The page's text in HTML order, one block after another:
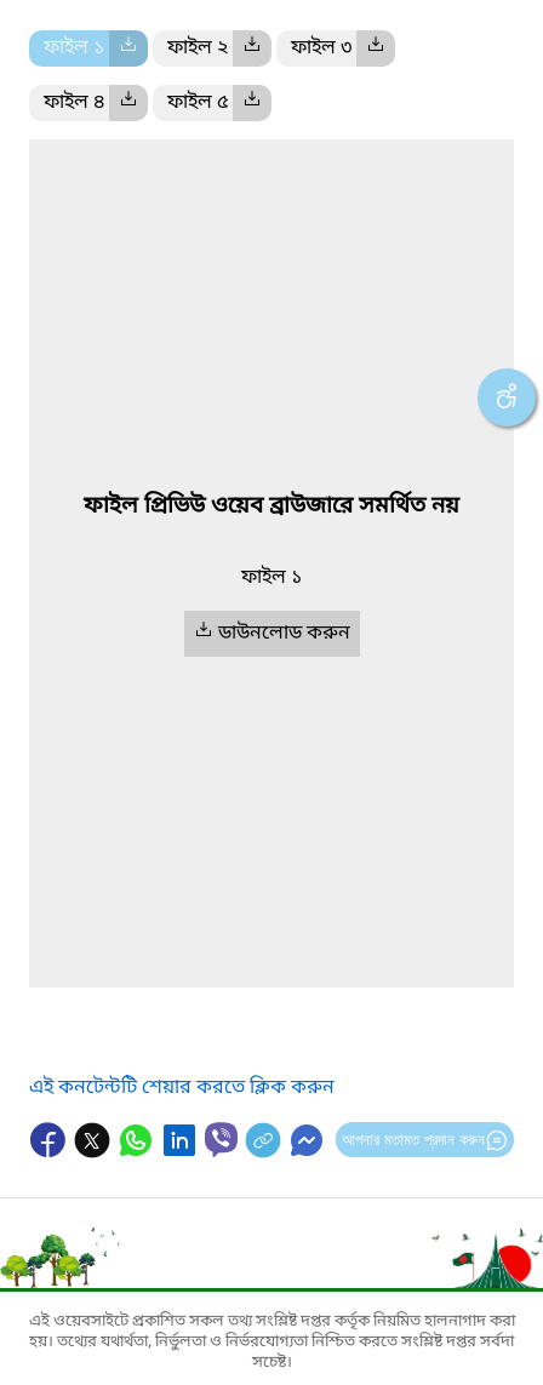
ফাইল ১ ফাইল ২ ফাইল ৩
ফাইল ৪ ফাইল ৫
ফাইল প্রিভিউ ওয়েব ব্রাউজারে সমর্থিত নয়
ফাইল ১
ডাউনলোড করুন
এই কনটেন্টটি শেয়ার করতে ক্লিক করুন
আপনার মতামত প্রদান করুন
এই ওয়েবসাইটে প্রকাশিত সকল তথ্য সংশ্লিষ্ট দপ্তর কর্তৃক নিয়মিত হালনাগাদ করা
হয়। তথ্যের যথার্থতা, নির্ভুলতা ও নির্ভরযোগ্যতা নিশ্চিত করতে সংশ্লিষ্ট দপ্তর সর্বদা
সচেষ্ট।